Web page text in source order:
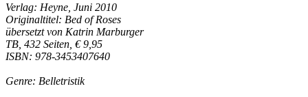
Verlag: Heyne, Juni 2010
Originaltitel: Bed of Roses
übersetzt von Katrin Marburger
TB, 432 Seiten, € 9,95
ISBN: 978-3453407640
Genre: Belletristik